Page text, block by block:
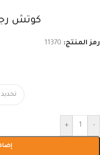
كوتش
رمز المنتج: 11370
-
+